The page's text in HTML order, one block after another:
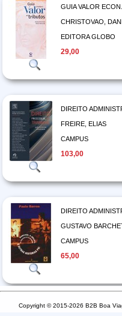
GUIA VALOR
CHRISTOVAO,
EDITORA GLOBO
29,00
DIREITO
FREIRE, ELIAS
CAMPUS
103,00
DIREITO
GUSTAVO
CAMPUS
65,00
Copyright © 2015-2026 B2B Boa